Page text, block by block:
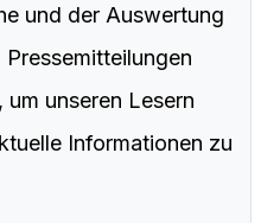
und der Auswertung
unseren Lesern
Informationen zu